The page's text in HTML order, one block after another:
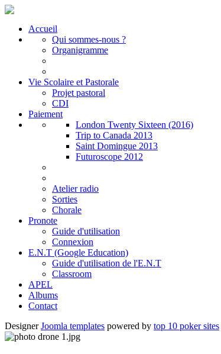
Accueil
Qui sommes-nous ?
Organigramme
Vie Scolaire et Pastorale
Projet pastoral
CDI
Paiement
London Twenty Sixteen (2016)
Trip to Canada 2013
Saint Domingue 2013
Futuroscope 2012
Atelier radio
Sorties
Chorale
Pronote
Guide d'utilisation
Connexion
E.N.T (Google Education)
Guide d'utilisation de l'E.N.T
Classroom
APEL
Albums
Contact
DesignerJoomla templates powered by top 10 poker sites